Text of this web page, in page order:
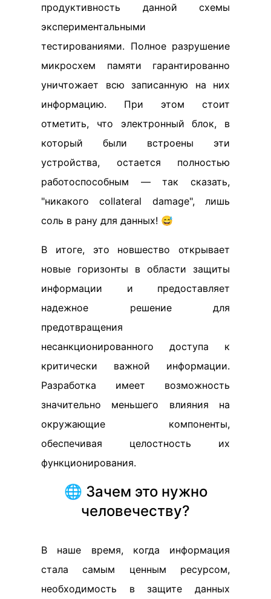
продуктивность данной схемы
экспериментальными
тестированиями. Полное разрушение
микросхем памяти гарантированно
уничтожает всю записанную на них
информацию. При этом стоит
отметить, что электронный блок, в
который были встроены эти
устройства, остается полностью
работоспособным — так сказать,
"никакого collateral damage", лишь
соль в рану для данных! 😅
В итоге, это новшество открывает
новые горизонты в области защиты
информации и предоставляет
надежное решение для
предотвращения
несанкционированного доступа к
критически важной информации.
Разработка имеет возможность
значительно меньшего влияния на
окружающие компоненты,
обеспечивая целостность их
функционирования.
🌐 Зачем это нужно
человечеству?
В наше время, когда информация
стала самым ценным ресурсом,
необходимость в защите данных